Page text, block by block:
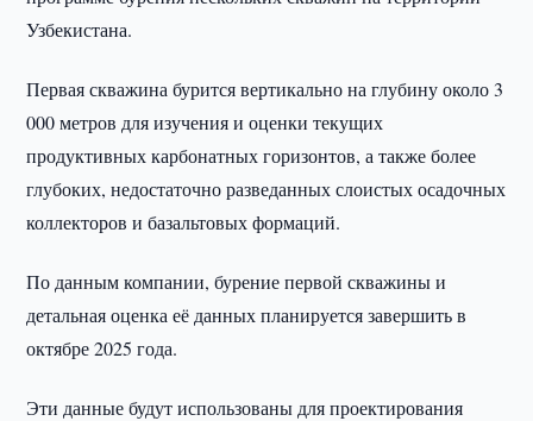
Узбекистана.
Первая скважина бурится вертикально на глубину около 3
000 метров для изучения и оценки текущих
продуктивных карбонатных горизонтов, а также более
глубоких, недостаточно разведанных слоистых осадочных
коллекторов и базальтовых формаций.
По данным компании, бурение первой скважины и
детальная оценка её данных планируется завершить в
октябре 2025 года.
Эти данные будут использованы для проектирования